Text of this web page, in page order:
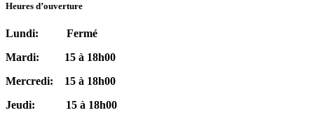
Heures d’ouverture
Lundi: Fermé
Mardi: 15 à 18h00
Mercredi: 15 à 18h00
Jeudi: 15 à 18h00